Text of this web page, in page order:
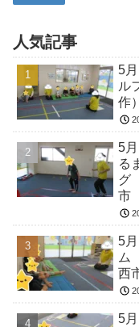
人気記事
5
ル
作
5
る
グ
市
5
ム
西
5